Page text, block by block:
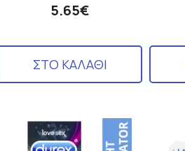
5.65€
ΣΤΟ ΚΑΛΑΘΙ